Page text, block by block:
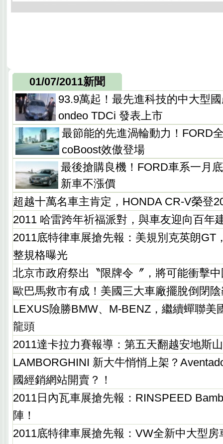
01/07/2011新聞
93.9萬起！最先進科技的中大型
ondeo TDCi 發表上市
最節能的先進渦輪動力！FORD
coBoost效傲登場
最後搶購良機！FORD車系一月
新車不漲價
超越十萬名車主肯定，HONDA CR-V榮登
2011 哈雷跨年祈福派對，與車友迎向百年
2011底特律車展搶先報：美規別克英朗GT
整規格曝光
北京市政府祭出〝限牌令〞，將可能衝擊
歐巴馬救市有成！美國三大車廠擺脫倒閉
LEXUS險勝BMW、M-BENZ，繼續蟬聯美
龍頭
2011達卡拉力賽報導：第五天翻越安地斯
LAMBORGHINI 新大牛悄悄上架？
國經銷網站開賣？！
2011日內瓦車展搶先報：RINSPEED
陣！
2011底特律車展搶先報：VW全新中大型